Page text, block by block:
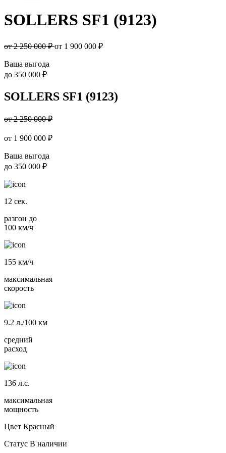
SOLLERS SF1 (9123)
от 2 250 000 ₽от 1 900 000 ₽
Ваша выгода
до 350 000 ₽
SOLLERS SF1 (9123)
от 2 250 000 ₽
от 1 900 000 ₽
Ваша выгода
до 350 000 ₽
12 сек.
разгон до
100 км/ч
155 км/ч
максимальная
скорость
9.2 л./100 км
средний
расход
136 л.с.
максимальная
мощность
Цвет Красный
Статус В наличии